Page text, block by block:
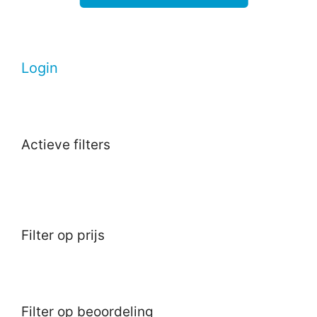
Login
Actieve filters
Filter op prijs
Filter op beoordeling